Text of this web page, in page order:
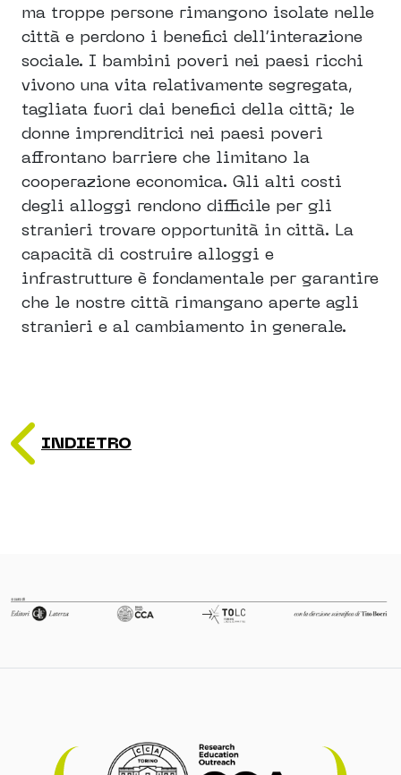
ma troppe persone rimangono isolate nelle
città e perdono i benefici dell’interazione
sociale. I bambini poveri nei paesi ricchi
vivono una vita relativamente segregata,
tagliata fuori dai benefici della città; le
donne imprenditrici nei paesi poveri
affrontano barriere che limitano la
cooperazione economica. Gli alti costi
degli alloggi rendono difficile per gli
stranieri trovare opportunità in città. La
capacità di costruire alloggi e
infrastrutture è fondamentale per garantire
che le nostre città rimangano aperte agli
stranieri e al cambiamento in generale.
INDIETRO